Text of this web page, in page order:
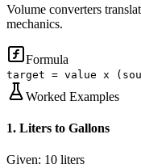
Volume converters
mechanics.
Formula
target = value x
Worked Examples
1. Liters to Gallons
Given: 10 liters